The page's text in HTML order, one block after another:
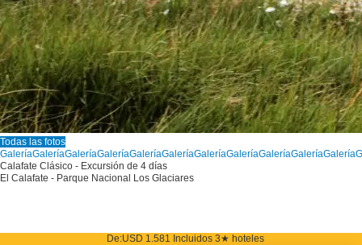
Todas las fotos
GaleríaGaleríaGaleríaGaleríaGaleríaGaleríaGaleríaGaleríaGaleríaGaleríaGalería
Calafate Clásico - Excursión de 4 días
El Calafate - Parque Nacional Los Glaciares
De:USD 1.581 Incluidos 3★ hoteles